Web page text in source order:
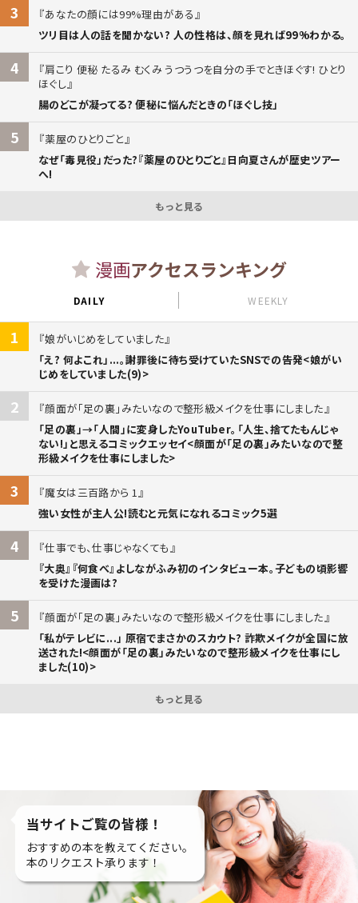
3
あなたの顔には99%理由がある
ツリ目は人の話を聞かない? 人の性格は、顔を見れば99%わかる。
4
肩こり 便秘 たるみ むくみ うつうつを自分の手でときほぐす! ひとり
ほぐし
腸のどこが凝ってる? 便秘に悩んだときの「ほぐし技」
5
薬屋のひとりごと
なぜ「毒見役」だった?『薬屋のひとりごと』日向夏さんが歴史ツアー
へ!
もっと見る
漫画アクセスランキング
DAILY WEEKLY
1
娘がいじめをしていました
「え? 何よこれ」...。謝罪後に待ち受けていたSNSでの告発<娘がい
じめをしていました(9)>
2
顔面が「足の裏」みたいなので整形級メイクを仕事にしました
「足の裏」→「人間」に変身したYouTuber。「人生、捨てたもんじゃ
ない!」と思えるコミックエッセイ<顔面が「足の裏」みたいなので整
形級メイクを仕事にしました>
3
魔女は三百路から 1
強い女性が主人公!読むと元気になれるコミック5選
4
仕事でも、仕事じゃなくても
『大奥』『何食べ』よしながふみ初のインタビュー本。子どもの頃影響
を受けた漫画は?
5
顔面が「足の裏」みたいなので整形級メイクを仕事にしました
「私がテレビに...」 原宿でまさかのスカウト? 詐欺メイクが全国に放
送された!<顔面が「足の裏」みたいなので整形級メイクを仕事にし
ました(10)>
もっと見る
当サイトご覧の皆様！
おすすめの本を教えてください。
本のリクエスト承ります！